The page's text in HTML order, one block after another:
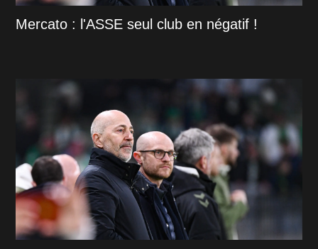
Mercato : l'ASSE seul club en négatif !